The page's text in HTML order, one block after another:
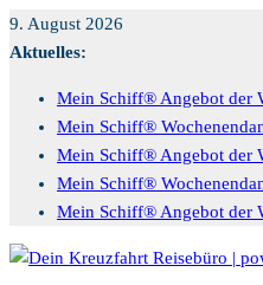
Zum
Inhalt
9. August 2026
Aktuelles:
Mein Schiff® Angebot der
Mein Schiff®
Mein Schiff® Angebot der
Mein Schiff®
Mein Schiff® Angebot der